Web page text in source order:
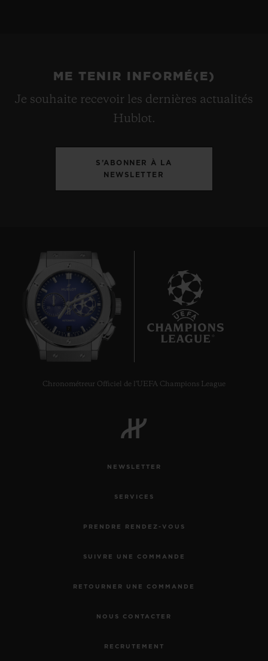
ME TENIR INFORMÉ(E)
Je souhaite recevoir les dernières actualités
Hublot.
S’ABONNER À LA
NEWSLETTER
Chronométreur Officiel de l'UEFA Champions League
NEWSLETTER
SERVICES
PRENDRE RENDEZ-VOUS
SUIVRE UNE COMMANDE
RETOURNER UNE COMMANDE
NOUS CONTACTER
RECRUTEMENT